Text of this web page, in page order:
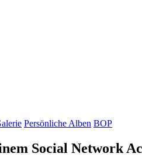
Persönliche Alben BOP
Social Network